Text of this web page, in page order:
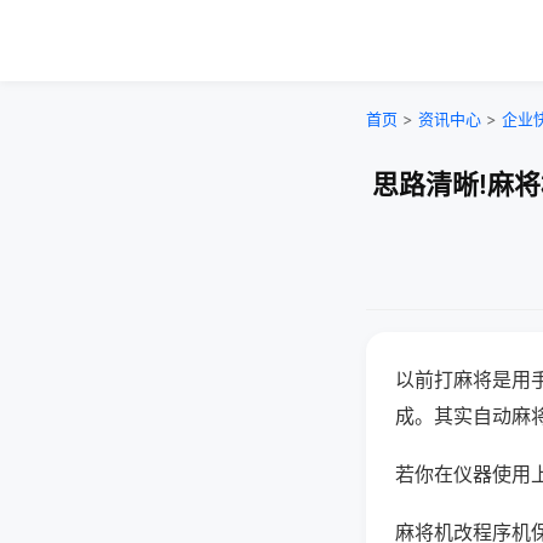
首页 > 资讯中心 > 企业
思路清晰!麻
以前打麻将是用
成。其实自动麻
若你在仪器使用
麻将机改程序机